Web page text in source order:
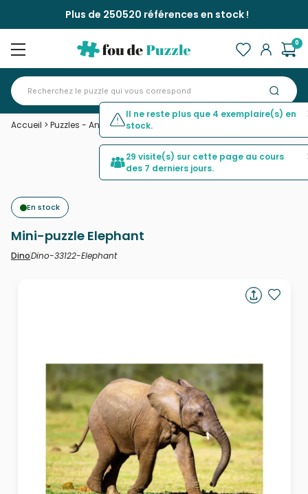
Plus de 250520 références en stock !
0
Accueil > Puzzles - Animaux sauvages
En stock
Mini-puzzle Elephant
DinoDino-33122-Elephant
Il ne reste plus que 4 exemplaire(s) en
stock.
29 visite(s) sur cette page au cours
des 7 derniers jours.